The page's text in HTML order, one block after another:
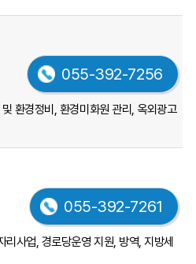
055-392-7256
환경정비, 환경미화원 관리, 옥외광고
055-392-7261
리사업, 경로당운영 지원, 방역, 지방세